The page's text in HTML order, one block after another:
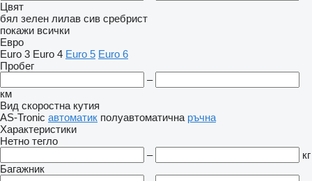
Цвят
бял зелен лилав сив сребрист
покажи всички
Евро
Euro 3 Euro 4 Euro 5 Euro 6
Пробег
–
км
Вид скоростна кутия
AS-Tronic автоматик полуавтоматична ръчна
Характеристики
Нетно тегло
–
кг
Багажник